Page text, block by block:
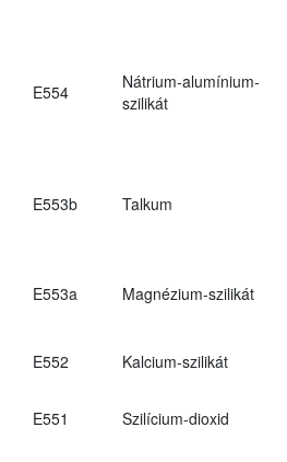
E554
Nátrium-alumínium-
szilikát
E553b Talkum
E553a Magnézium-szilikát
E552
Kalcium-szilikát
E551 Szilícium-dioxid